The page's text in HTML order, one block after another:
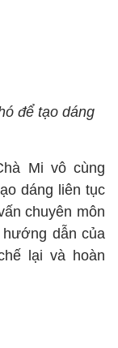
để tạo dáng
Mi vô cùng
dáng liên tục
chuyên môn
dẫn của
lại và hoàn